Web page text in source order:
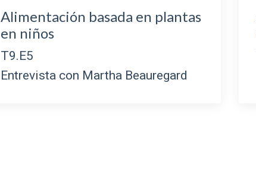
Alimentación basada en plantas
en niños
T9.E5
Entrevista con Martha Beauregard